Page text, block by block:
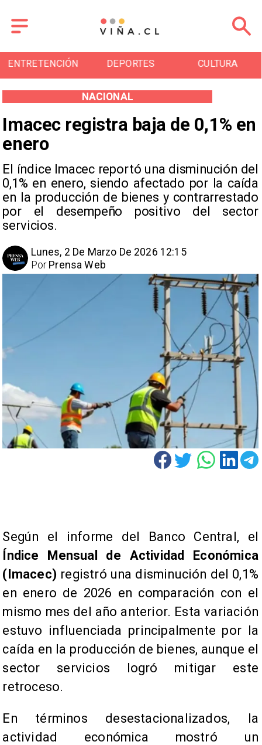
ENTRETENCIÓN DEPORTES CULTURA
Imacec registra baja de 0,1% en
enero
El índice Imacec reportó una disminución del
0,1% en enero, siendo afectado por la caída
en la producción de bienes y contrarrestado
por el desempeño positivo del sector
servicios.
NACIONAL
Lunes, 2 De Marzo De 2026 12:15
Prensa Web
Por
Según el informe del Banco Central, el
Índice Mensual de Actividad Económica
(Imacec) registró una disminución del 0,1%
en enero de 2026 en comparación con el
mismo mes del año anterior. Esta variación
estuvo influenciada principalmente por la
caída en la producción de bienes, aunque el
sector servicios logró mitigar este
retroceso.
En términos desestacionalizados, la
actividad económica mostró un